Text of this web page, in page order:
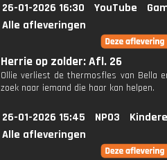
26-01-2026 16:30 YouTube
Alle afleveringen
Herrie op zolder: Afl. 26
Ollie verliest de thermosfles van Bella
zoek naar iemand die haar kan helpen.
26-01-2026 15:45 NPO3
Alle afleveringen